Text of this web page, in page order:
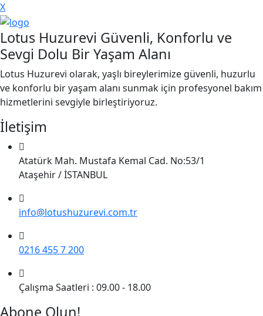
X
Lotus Huzurevi Güvenli, Konforlu ve
Sevgi Dolu Bir Yaşam Alanı
Lotus Huzurevi olarak, yaşlı bireylerimize güvenli, huzurlu
ve konforlu bir yaşam alanı sunmak için profesyonel bakım
hizmetlerini sevgiyle birleştiriyoruz.
İletişim
Atatürk Mah. Mustafa Kemal Cad. No:53/1
Ataşehir / İSTANBUL
info@lotushuzurevi.com.tr
0216 455 7 200
Çalışma Saatleri : 09.00 - 18.00
Abone Olun!